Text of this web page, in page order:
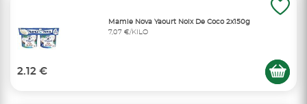
Mamie Nova Yaourt Noix De Coco 2x150g
7,07 €/KILO
2.12 €